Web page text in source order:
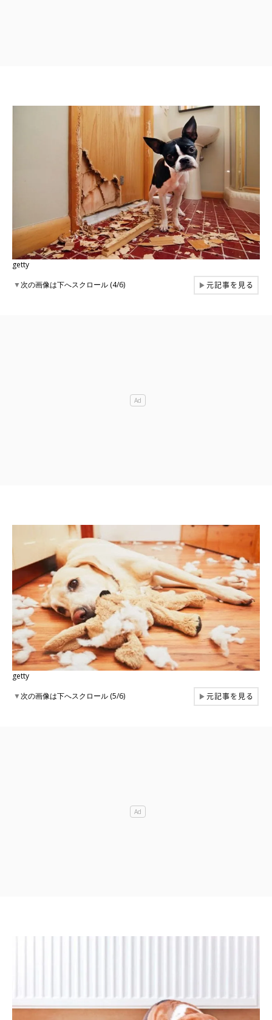
getty
▼次の画像は下へスクロール (4/6) ▶元記事を見る
getty
▼次の画像は下へスクロール (5/6) ▶元記事を見る